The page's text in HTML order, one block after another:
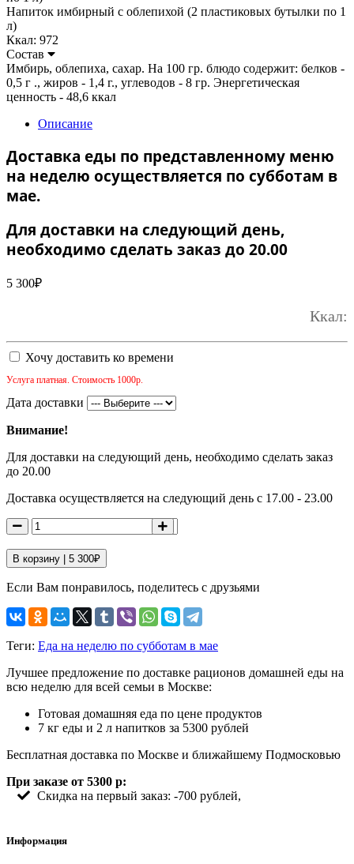
Напиток имбирный с облепихой (2 пластиковых бутылки по 1
л)
Ккал: 972
Состав
Имбирь, облепиха, сахар. На 100 гр. блюдо содержит: белков -
0,5 г ., жиров - 1,4 г., углеводов - 8 гр. Энергетическая
ценность - 48,6 ккал
Описание
Доставка еды по представленному меню
на неделю осуществляется по субботам в
мае.
Для доставки на следующий день,
необходимо сделать заказ до 20.00
5 300₽
Ккал:
Хочу доставить ко времени
Услуга платная. Стоимость 1000р.
Дата доставки
Внимание!
Для доставки на следующий день, необходимо сделать заказ
до 20.00
Доставка осуществляется на следующий день с 17.00 - 23.00
В корзину | 5 300₽
Если Вам понравилось, поделитесь с друзьями
Теги: Еда на неделю по субботам в мае
Лучшее предложение по доставке рационов домашней еды на
всю неделю для всей семьи в Москве:
Готовая домашняя еда по цене продуктов
7 кг еды и 2 л напитков за 5300 рублей
Бесплатная доставка по Москве и ближайшему Подмосковью
При заказе от 5300 р:
Скидка на первый заказ: -700 рублей,
Информация